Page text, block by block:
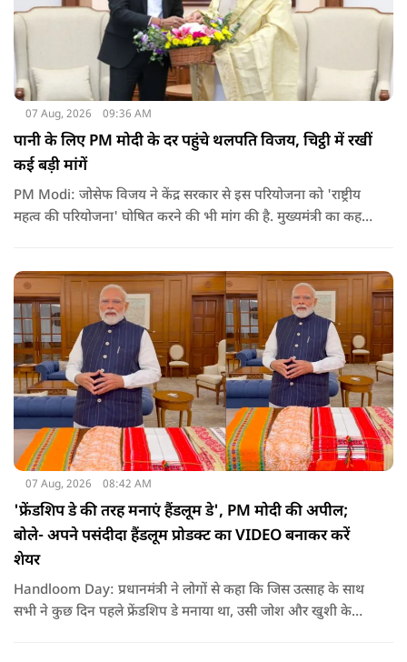
07 Aug, 2026 09:36 AM
पानी के लिए PM मोदी के दर पहुंचे थलपति विजय, चिट्ठी में रखीं
कई बड़ी मांगें
PM Modi: जोसेफ विजय ने केंद्र सरकार से इस परियोजना को 'राष्ट्रीय
महत्व की परियोजना' घोषित करने की भी मांग की है. मुख्यमंत्री का कहना
की समस्या को काफी हद तक कम किया जा सकता है.
07 Aug, 2026 08:42 AM
'फ्रेंडशिप डे की तरह मनाएं हैंडलूम डे', PM मोदी की अपील;
बोले- अपने पसंदीदा हैंडलूम प्रोडक्ट का VIDEO बनाकर करें
शेयर
Handloom Day: प्रधानमंत्री ने लोगों से कहा कि जिस उत्साह के साथ
सभी ने कुछ दिन पहले फ्रेंडशिप डे मनाया था, उसी जोश और खुशी के